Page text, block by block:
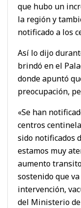
que hubo un
la región y
notificado a los
Así lo dijo
brindó en el
donde apuntó
preocupación,
«Se han
centros
sido notificados
estamos muy
aumento
sostenido que
intervención,
del Ministerio